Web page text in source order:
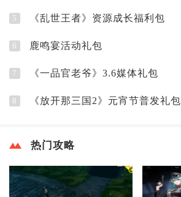
5 《乱世王者》资源成长福利包
6 鹿鸣宴活动礼包
7 《一品官老爷》3.6媒体礼包
8 《放开那三国2》元宵节普发礼包
热门攻略